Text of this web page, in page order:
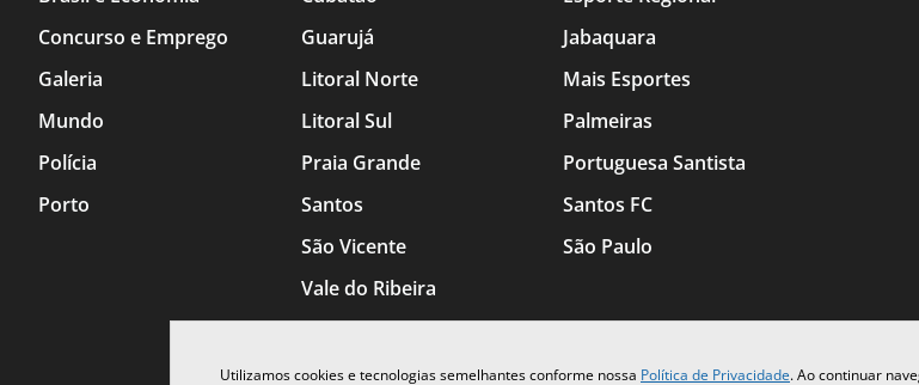
Utilizamos cookies e tecnologias semelhantes conforme nossa Política de Privacidade. Ao continuar
Concurso e Emprego
Galeria
Mundo
Polícia
Porto
Guarujá
Litoral Norte
Litoral Sul
Praia Grande
Santos
São Vicente
Vale do Ribeira
Jabaquara
Mais Esportes
Palmeiras
Portuguesa Santista
Santos FC
São Paulo